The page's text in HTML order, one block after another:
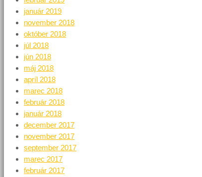
január 2019
november 2018
október 2018
júl 2018
jún 2018
máj 2018
apríl 2018
marec 2018
február 2018
január 2018
december 2017
november 2017
september 2017
marec 2017
február 2017